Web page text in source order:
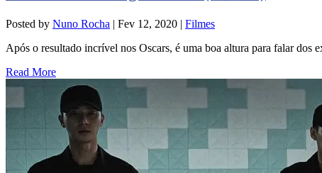
Posted by Nuno Rocha | Fev 12, 2020 | Filmes
Após o resultado incrível nos Oscars, é uma boa altura para falar dos
Read More